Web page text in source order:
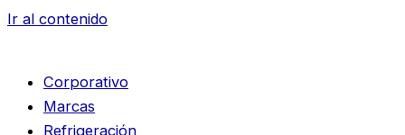
Ir al contenido
Corporativo
Marcas
Refrigeración